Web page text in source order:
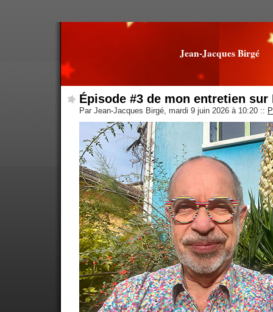
Jean-Jacques Birgé
Épisode #3 de mon entretien sur
Par Jean-Jacques Birgé, mardi 9 juin 2026 à 10:20 ::